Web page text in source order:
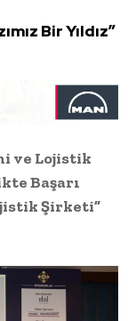
Bir Yıldız”
ve Lojistik
Başarı
Şirketi”